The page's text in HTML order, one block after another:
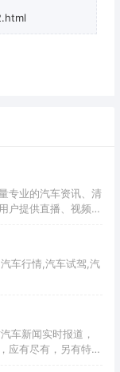
专业的汽车资讯、清
户提供直播、视频、
车决策。
车行情,汽车试驾,汽
车新闻实时报道，
应有尽有，另有特色